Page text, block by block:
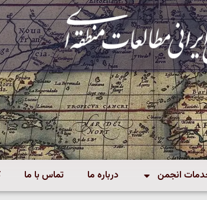
انجمن درباره ما تماس با ما